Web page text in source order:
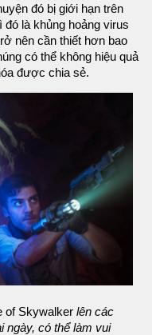
đó bị giới hạn trên
là khủng hoảng virus
nên cần thiết hơn bao
có thể không hiệu quả
được chia sẻ.
of Skywalker lên các
ngày, có thể làm vui